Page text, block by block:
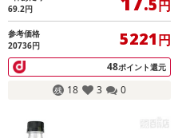
69.2円 円
参考価格
20736円
5221円
48ポイント還元
18 3 0